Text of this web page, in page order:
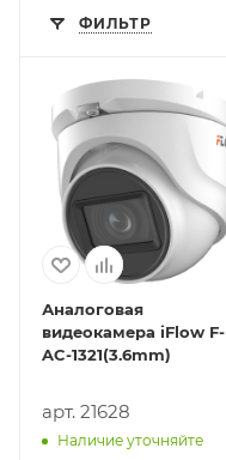
ФИЛЬТР
Аналоговая
видеокамера iFlow F-
AC-1321(3.6mm)
арт. 21628
Наличие уточняйте